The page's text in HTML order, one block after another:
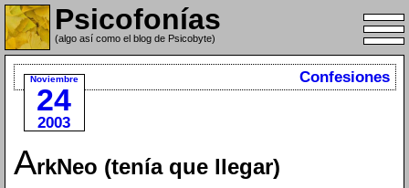
Psicofonías
(algo así como el blog de Psicobyte)
Noviembre
24
2003
Confesiones
ArkNeo (tenía que llegar)